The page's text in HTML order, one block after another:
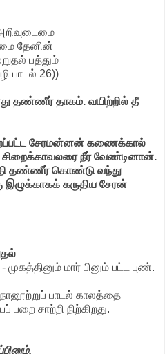
தேனின்
பத்தும்
பாடல் 26))
தண்ணீர் தாகம். வயிற்றில் தீ
சேரமன்னன் கணைக்கால்
நீர் வேண்டினான்.
தண்ணீர் கொண்டு வந்து
கருதிய சேரன்
- முகத்தினும் மார் பினும் பட்ட புண்.
பாடல் காலத்தை
சாற்றி நிற்கிறது.